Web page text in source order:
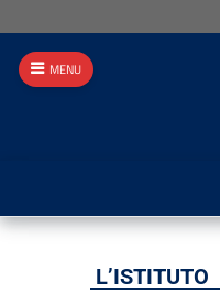
L’ISTITUTO
MENU